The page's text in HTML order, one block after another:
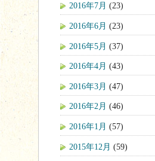
2016年7月 (23)
2016年6月 (23)
2016年5月 (37)
2016年4月 (43)
2016年3月 (47)
2016年2月 (46)
2016年1月 (57)
2015年12月 (59)